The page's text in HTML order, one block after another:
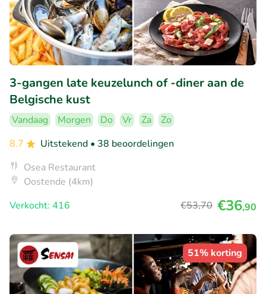
3-gangen late keuzelunch of -diner aan de
Belgische kust
Vandaag Morgen Do Vr Za
Zo
8.7
Uitstekend • 38 beoordelingen
Osea Restaurant
Oostende (4km)
Verkocht: 416
€53,70 €36,90
51% korting